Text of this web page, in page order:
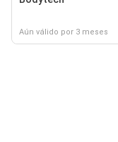
Aún válido por 3 meses